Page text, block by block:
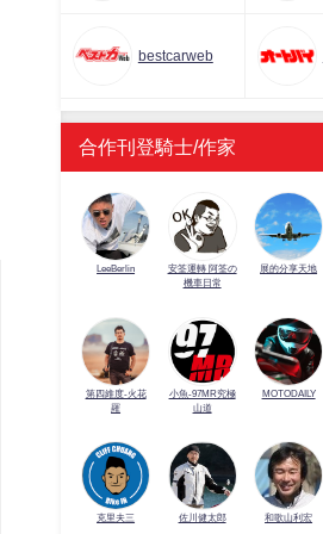
bestcarweb
合作刊登騎士/作家
LeeBerlin
安筌運轉 阿筌の
機車日常
展的分享天地
第四維度-火花
羅
小魚-97MR究極
山道
MOTODAILY
克里夫三 佐川健太郎 和歌山利宏